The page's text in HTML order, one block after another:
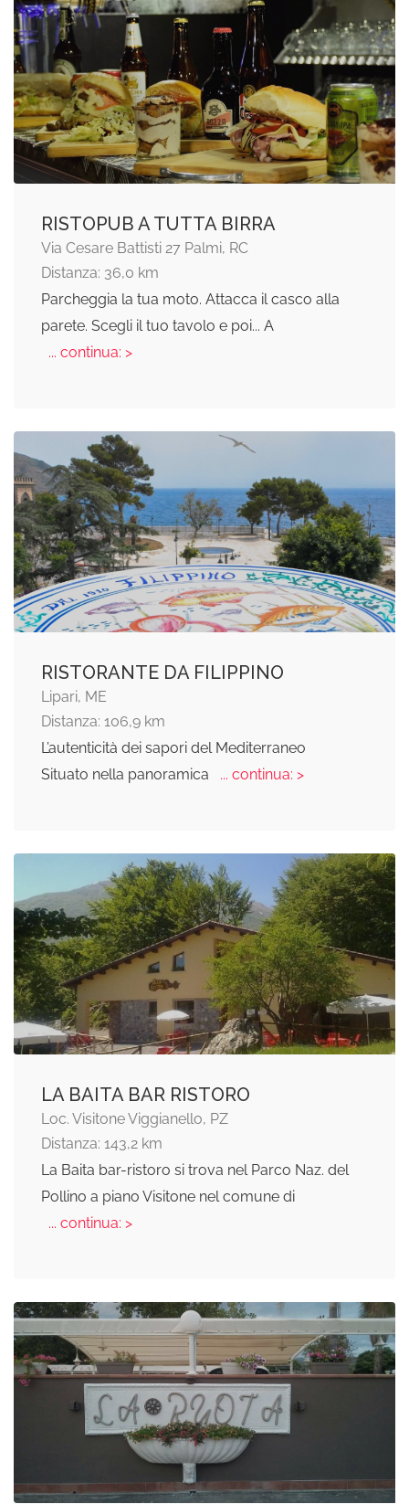
RISTOPUB A TUTTA BIRRA
Via Cesare Battisti 27 Palmi, RC
Distanza: 36,0 km
Parcheggia la tua moto. Attacca il casco alla
parete. Scegli il tuo tavolo e poi... A
... continua: >
RISTORANTE DA FILIPPINO
Lipari, ME
Distanza: 106,9 km
L’autenticità dei sapori del Mediterraneo
Situato nella panoramica
... continua: >
LA BAITA BAR RISTORO
Loc. Visitone Viggianello, PZ
Distanza: 143,2 km
La Baita bar-ristoro si trova nel Parco Naz. del
Pollino a piano Visitone nel comune di
... continua: >